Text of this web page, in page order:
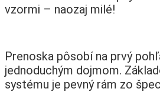
vzormi – naozaj milé!
Prenoska pôsobí na prvý
jednoduchým dojmom.
systému je pevný rám zo